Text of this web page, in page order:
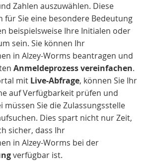
Zahlen auszuwählen. Diese
für Sie eine besondere Bedeutung
beispielsweise Ihre Initialen oder
sein. Sie können Ihr
in Alzey-Worms beantragen und
Anmeldeprozess vereinfachen.
mit Live-Abfrage, können Sie Ihr
auf Verfügbarkeit prüfen und
müssen Sie die Zulassungsstelle
Dies spart nicht nur Zeit,
sicher, dass Ihr
in Alzey-Worms bei der
verfügbar ist.